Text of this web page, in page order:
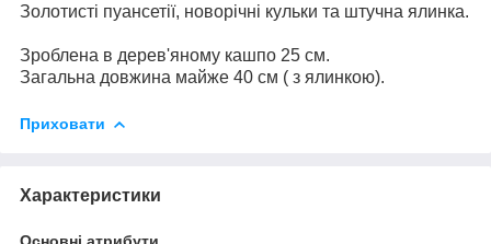
Золотисті пуансетії, новорічні кульки та штучна ялинка.
Зроблена в дерев'яному кашпо 25 см.
Загальна довжина майже 40 см ( з ялинкою).
Приховати
Характеристики
Основні атрибути